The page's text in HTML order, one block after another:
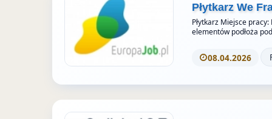
Płytkarz We
Płytkarz Miejsce
elementów podłoża
08.04.2026